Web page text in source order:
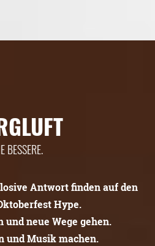
BESSERE.
Antwort finden auf den
Hype.
und neue Wege gehen.
und Musik machen.